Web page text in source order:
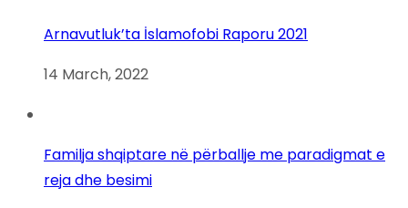
Arnavutluk’ta İslamofobi Raporu 2021
14 March, 2022
Familja shqiptare në përballje me paradigmat e
reja dhe besimi